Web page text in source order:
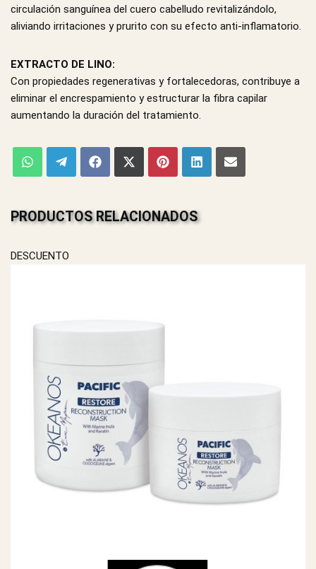
circulación sanguínea del cuero cabelludo revitalizándolo,
aliviando irritaciones y prurito con su efecto anti-inflamatorio.
EXTRACTO DE LINO:
Con propiedades regenerativas y fortalecedoras, contribuye a
eliminar el encrespamiento y estructurar la fibra capilar
aumentando la duración del tratamiento.
PRODUCTOS RELACIONADOS
DESCUENTO